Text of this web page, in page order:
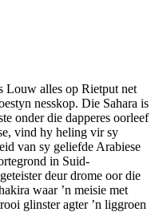
Louw alles op Rietput net
nesskop. Die Sahara is
onder die dapperes oorleef
vind hy heling vir sy
van sy geliefde Arabiese
in Suid-
deur drome oor die
waar ’n meisie met
glinster agter ’n liggroen